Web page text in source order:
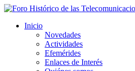
Inicio
Novedades
Actividades
Efemérides
Enlaces de Interés